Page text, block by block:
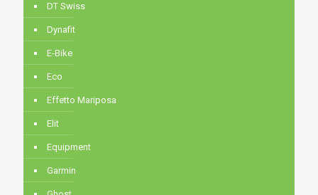
DT Swiss
Dynafit
E-Bike
Eco
Effetto Mariposa
Elit
Equipment
Garmin